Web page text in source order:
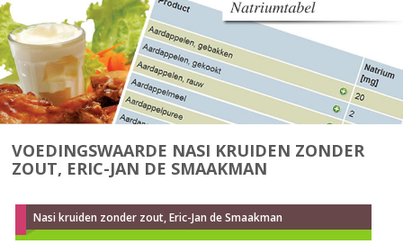
VOEDINGSWAARDE NASI KRUIDEN ZONDER
ZOUT, ERIC-JAN DE SMAAKMAN
Nasi kruiden zonder zout, Eric-Jan de Smaakman